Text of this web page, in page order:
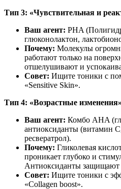
Тип 3: «Чувствительная и
Ваш агент: PHA
глюконолактон,
Почему: Молекулы
работают только на
отшелушивают и
Совет: Ищите тоники с
«Sensitive Skin».
Тип 4: «Возрастные изменения»
Ваш агент: Комбо AHA
антиоксиданты (витамин
ресвератрол).
Почему: Гликолевая
проникает глубоко и
Антиоксиданты защищают
Совет: Ищите тоники с
«Collagen boost».